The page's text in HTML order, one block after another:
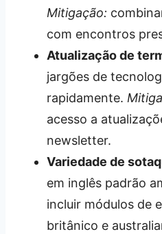
Mitigação:
com encontros
Atualização de
jargões de
rapidamente.
acesso a
newsletter.
Variedade de
em inglês padrão
incluir módulos de
britânico e